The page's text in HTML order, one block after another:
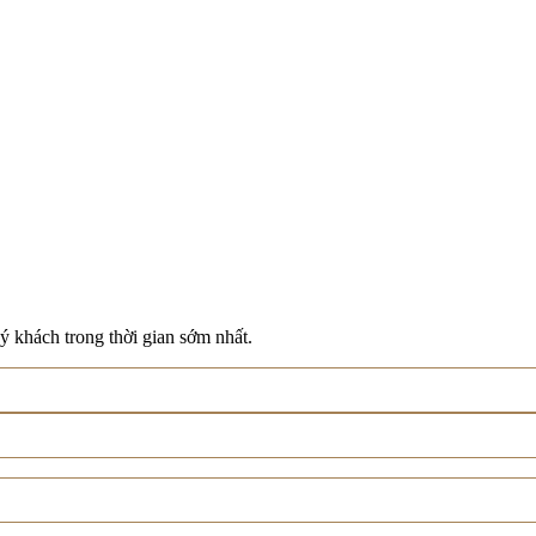
khách trong thời gian sớm nhất.